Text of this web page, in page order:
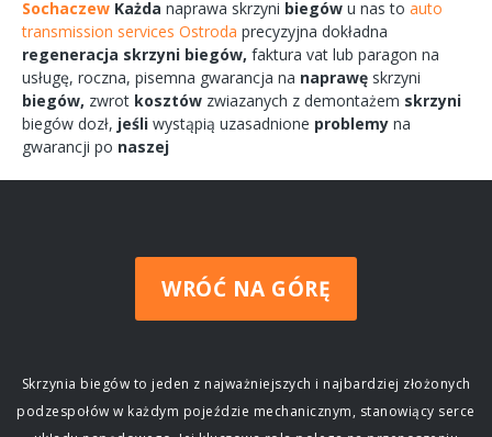
Sochaczew Każda naprawa skrzyni biegów u nas to auto
transmission services Ostroda precyzyjna dokładna
regeneracja skrzyni biegów, faktura vat lub paragon na
usługę, roczna, pisemna gwarancja na naprawę skrzyni
biegów, zwrot kosztów zwiazanych z demontażem skrzyni
biegów dozł, jeśli wystąpią uzasadnione problemy na
gwarancji po naszej
WRÓĆ NA GÓRĘ
Skrzynia biegów to jeden z najważniejszych i najbardziej złożonych
podzespołów w każdym pojeździe mechanicznym, stanowiący serce